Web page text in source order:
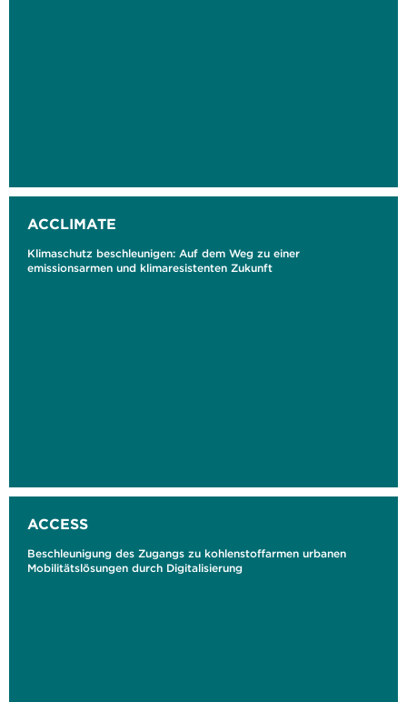
ACCLIMATE
Klimaschutz beschleunigen: Auf dem Weg zu einer
emissionsarmen und klimaresistenten Zukunft
ACCESS
Beschleunigung des Zugangs zu kohlenstoffarmen urbanen
Mobilitätslösungen durch Digitalisierung